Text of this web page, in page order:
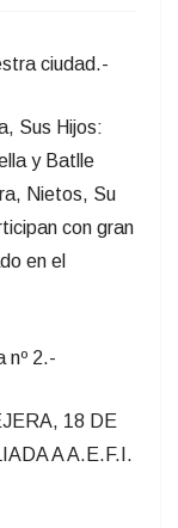
ciudad.-
Sus Hijos:
y Batlle
Nietos, Su
con gran
en el
nº 2.-
18 DE
A A.E.F.I.